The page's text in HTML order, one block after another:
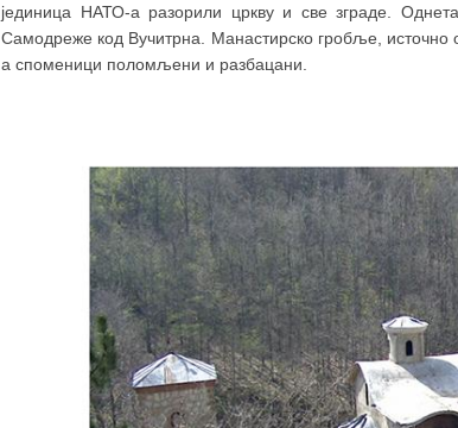
јединица НАТО-а разорили цркву и све зграде.
Самодреже код Вучитрна. Манастирско гробље, источно
а споменици поломљени и разбацани.